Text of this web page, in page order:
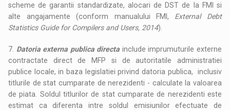
scheme de garantii standardizate, alocari de DST de la FMI si
alte angajamente (conform manualului FMI, External Debt
Statistics Guide for Compilers and Users, 2014).
7. Datoria externa publica directa include imprumuturile externe
contractate direct de MFP si de autoritatile administratiei
publice locale, in baza legislatiei privind datoria publica, inclusiv
titlurile de stat cumparate de nerezidenti - calculate la valoarea
de piata. Soldul titlurilor de stat cumparate de nerezidenti este
estimat ca diferenta intre soldul emisiunilor efectuate de